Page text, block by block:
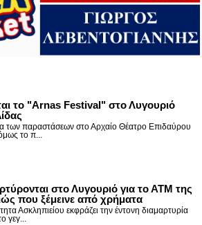
το "Arnas Festival" στο Λυγουριό
των παραστάσεων στο Αρχαίο Θέατρο Επιδαύρου
το π...
στο Λυγουριό για το ΑΤΜ της
που ξέμεινε από χρήματα
Ασκληπιείου εκφράζει την έντονη διαμαρτυρία
γεγ...